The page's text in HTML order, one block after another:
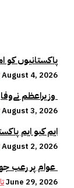
پاکستانیوں کو
August 4, 2026
August 3, 2026
ایم کیو ایم
August 2, 2026
June 29, 2026